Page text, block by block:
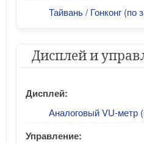
Тайвань / Гонконг (по
Дисплей и
Дисплей:
Аналоговый VU-метр
Управление: